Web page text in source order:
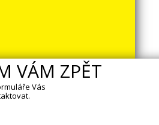
VÁM ZPĚT
Vás